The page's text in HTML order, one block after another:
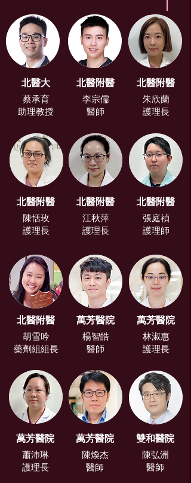
北醫大 北醫附醫 北醫附醫
蔡承育
助理教授
李宗儒
醫師
朱欣蘭
護理長
北醫附醫 北醫附醫 北醫附醫
陳恬玫
護理長
江秋萍
護理長
張庭禎
護理師
北醫附醫 萬芳醫院 萬芳醫院
胡雪吟
藥劑組組長
楊智皓
醫師
林淑惠
護理長
萬芳醫院 萬芳醫院 雙和醫院
蕭沛琳
護理長
陳煥杰
醫師
陳弘洲
醫師